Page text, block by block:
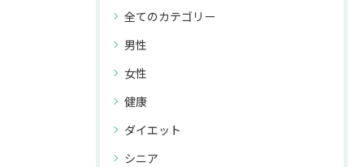
全てのカテゴリー
男性
女性
健康
ダイエット
シニア